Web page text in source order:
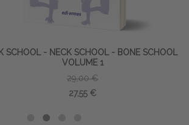
- NECK SCHOOL - BONE SCHOOL -
VOLUME 1
29,00 €